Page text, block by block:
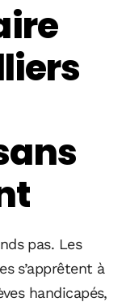
pas. Les
s’apprêtent à
handicapés,